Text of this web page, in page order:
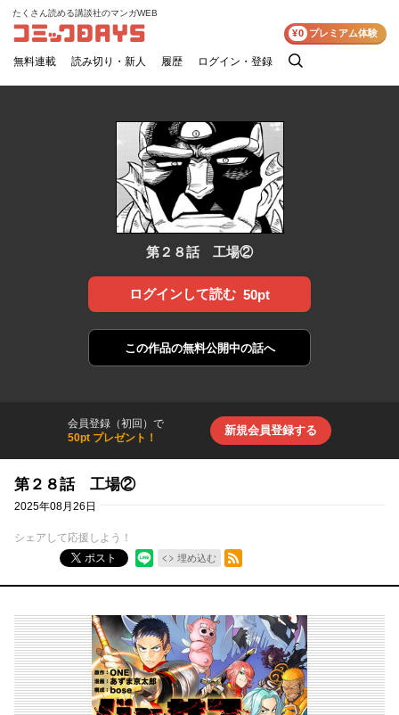
コミックDAYS
たくさん読める講談社のマンガWEB
無料連載 読み切り・新人 履歴 ログイン・登録
検
¥0 プレミアム体験
第２８話 工場②
ログインして読む 50pt
この作品の無料公開中の話へ
会員登録（初回）で
50pt プレゼント！
新規会員登録する
第２８話 工場②
2025年08月26日
シェアして応援しよう！
ポスト
埋め込む
RSSフィード